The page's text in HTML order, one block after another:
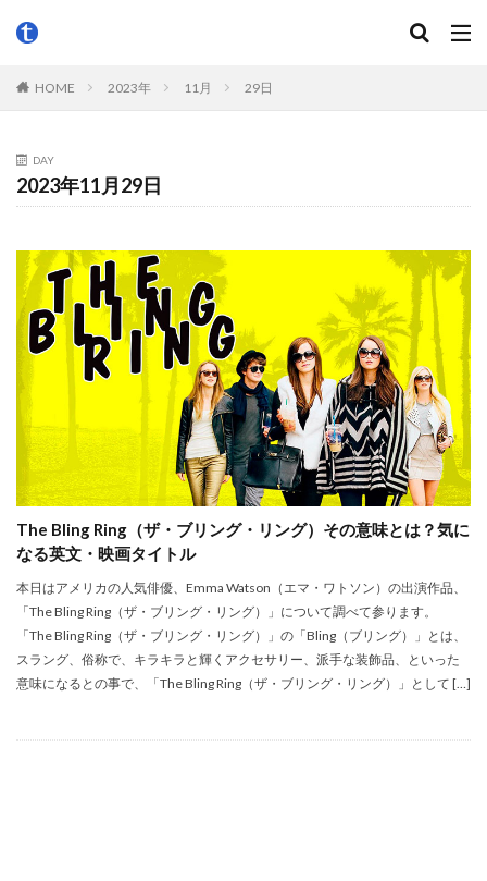
HOME 2023年 11月 29日
DAY
2023年11月29日
The Bling Ring（ザ・ブリング・リング）その意味とは？気に
なる英文・映画タイトル
本日はアメリカの人気俳優、Emma Watson（エマ・ワトソン）の出演作品、
「The Bling Ring（ザ・ブリング・リング）」について調べて参ります。
「The Bling Ring（ザ・ブリング・リング）」の「Bling（ブリング）」とは、
スラング、俗称で、キラキラと輝くアクセサリー、派手な装飾品、といった
意味になるとの事で、「The Bling Ring（ザ・ブリング・リング）」として […]